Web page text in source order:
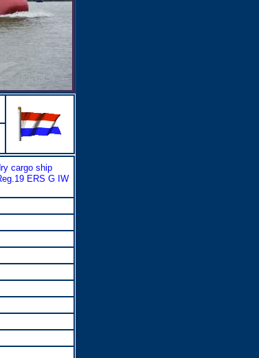
cargo ship
ERS G IW